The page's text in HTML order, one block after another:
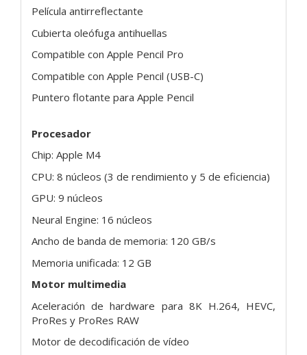
Película antirreflectante
Cubierta oleófuga antihuellas
Compatible con Apple Pencil Pro
Compatible con Apple Pencil (USB-C)
Puntero flotante para Apple Pencil
Procesador
Chip: Apple M4
CPU: 8 núcleos (3 de rendimiento y 5 de eficiencia)
GPU: 9 núcleos
Neural Engine: 16 núcleos
Ancho de banda de memoria: 120 GB/s
Memoria unificada: 12 GB
Motor multimedia
Aceleración de hardware para 8K H.264, HEVC,
ProRes y ProRes RAW
Motor de decodificación de vídeo